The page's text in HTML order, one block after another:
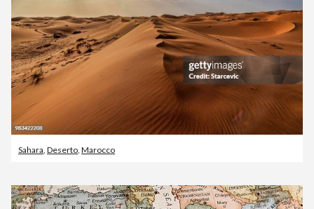
Sahara, Deserto, Marocco